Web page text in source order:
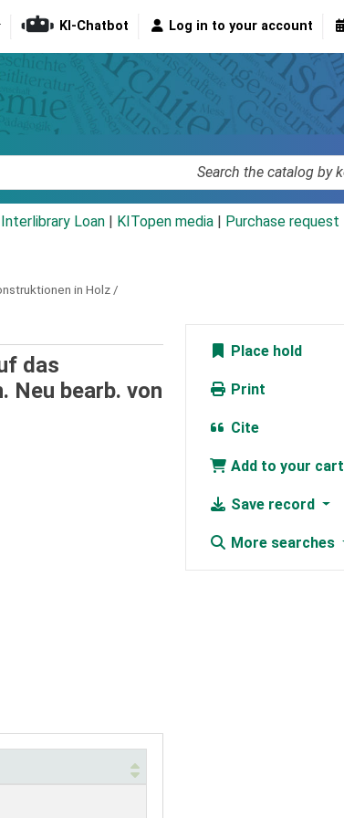
KI-Chatbot Log in to your account
Interlibrary Loan KITopen media Purchase request |
in Holz /
das
Neu bearb. von
Place hold
Print
Cite
Add to your cart
Save record
More searches